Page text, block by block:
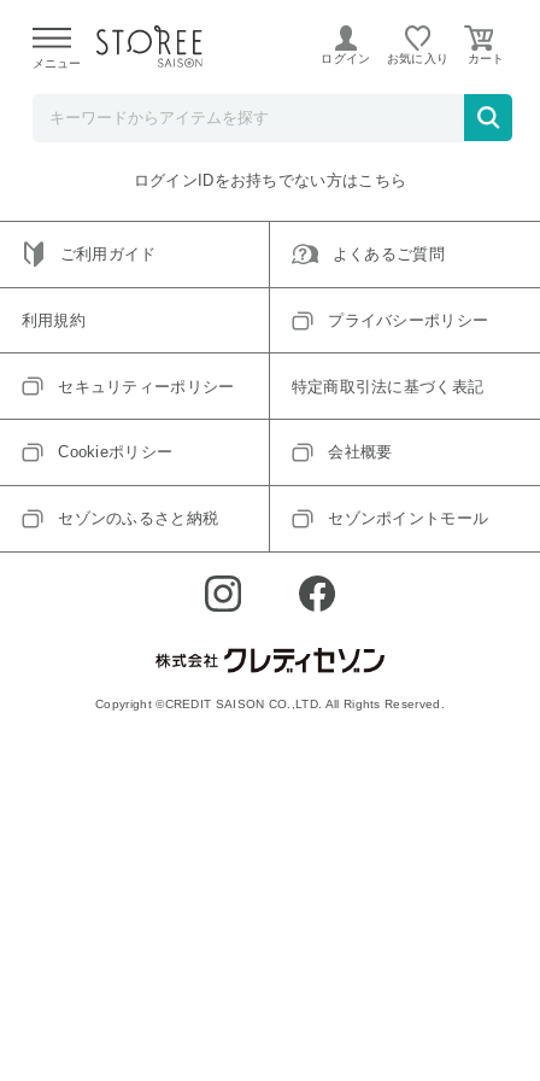
よる配送遅延が発生しております。
メニュー ログイン お気に入り
ご指定のアイテムは取り扱い終了、またはただいま取り扱い
トップへ戻る
ログインIDをお持ちでない方はこちら
ご利用ガイド よくあるご質問
利用規約 プライバシーポリシー
セキュリティーポリシー 特定商取引法に基づく表記
Cookieポリシー 会社概要
セゾンのふるさと納税 セゾンポイントモール
Copyright ©CREDIT SAISON CO.,LTD. All Rights Reserved.